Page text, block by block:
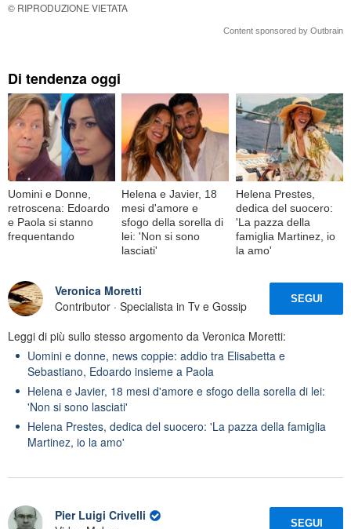
© RIPRODUZIONE VIETATA
Content sponsored by Outbrain
Di tendenza oggi
Uomini e Donne,
retroscena: Edoardo
e Paola si stanno
frequentando
Helena e Javier, 18
mesi d'amore e
sfogo della sorella di
lei: 'Non si sono
lasciati'
Helena Prestes,
dedica del suocero:
'La pazza della
famiglia Martinez, io
la amo'
Veronica Moretti
Contributor · Specialista in Tv e Gossip
SEGUI
Leggi di più sullo stesso argomento da Veronica Moretti:
Uomini e donne, news coppie: addio tra Elisabetta e
Sebastiano, Edoardo insieme a Paola
Helena e Javier, 18 mesi d'amore e sfogo della sorella di lei:
'Non si sono lasciati'
Helena Prestes, dedica del suocero: 'La pazza della famiglia
Martinez, io la amo'
Pier Luigi Crivelli
SEGUI